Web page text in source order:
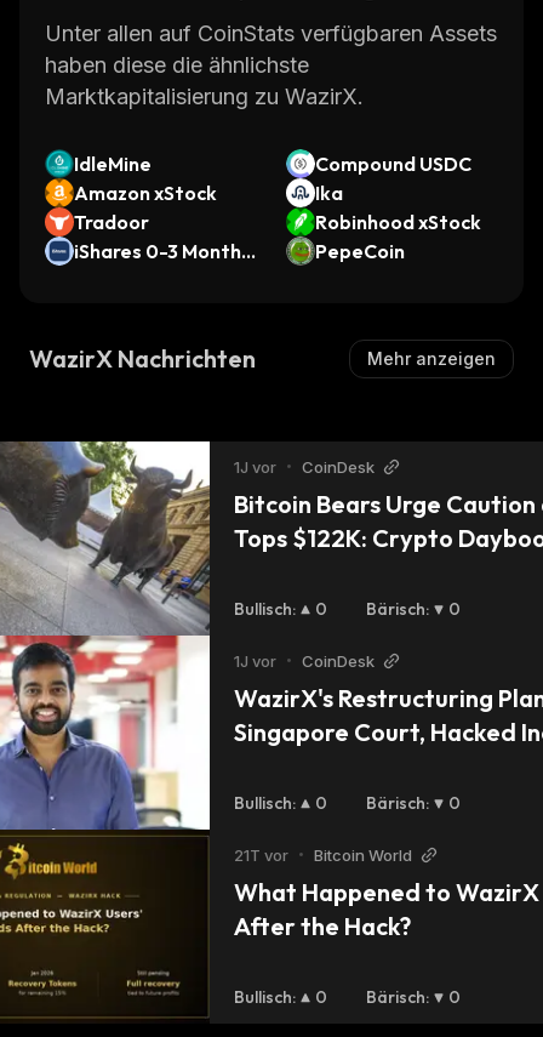
Unter allen auf CoinStats verfügbaren Assets
haben diese die ähnlichste
Marktkapitalisierung zu WazirX.
IdleMine
Compound USDC
Amazon xStock
Ika
Tradoor
Robinhood xStock
iShares 0-3 Month T
PepeCoin
WazirX Nachrichten Mehr anzeigen
1J vor • CoinDesk
Bitcoin Bears Urge Caution
Tops $122K: Crypto
Bullisch: 0 Bärisch: 0
1J vor • CoinDesk
WazirX's Restructuring
Singapore Court, Hacked
Bullisch: 0 Bärisch: 0
21T vor • Bitcoin World
What Happened to WazirX
After the Hack?
Bullisch: 0 Bärisch: 0